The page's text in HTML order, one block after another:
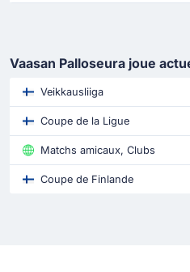
Vaasan Palloseura joue
Veikkausliiga
Coupe de la Ligue
Matchs amicaux, Clubs
Coupe de Finlande